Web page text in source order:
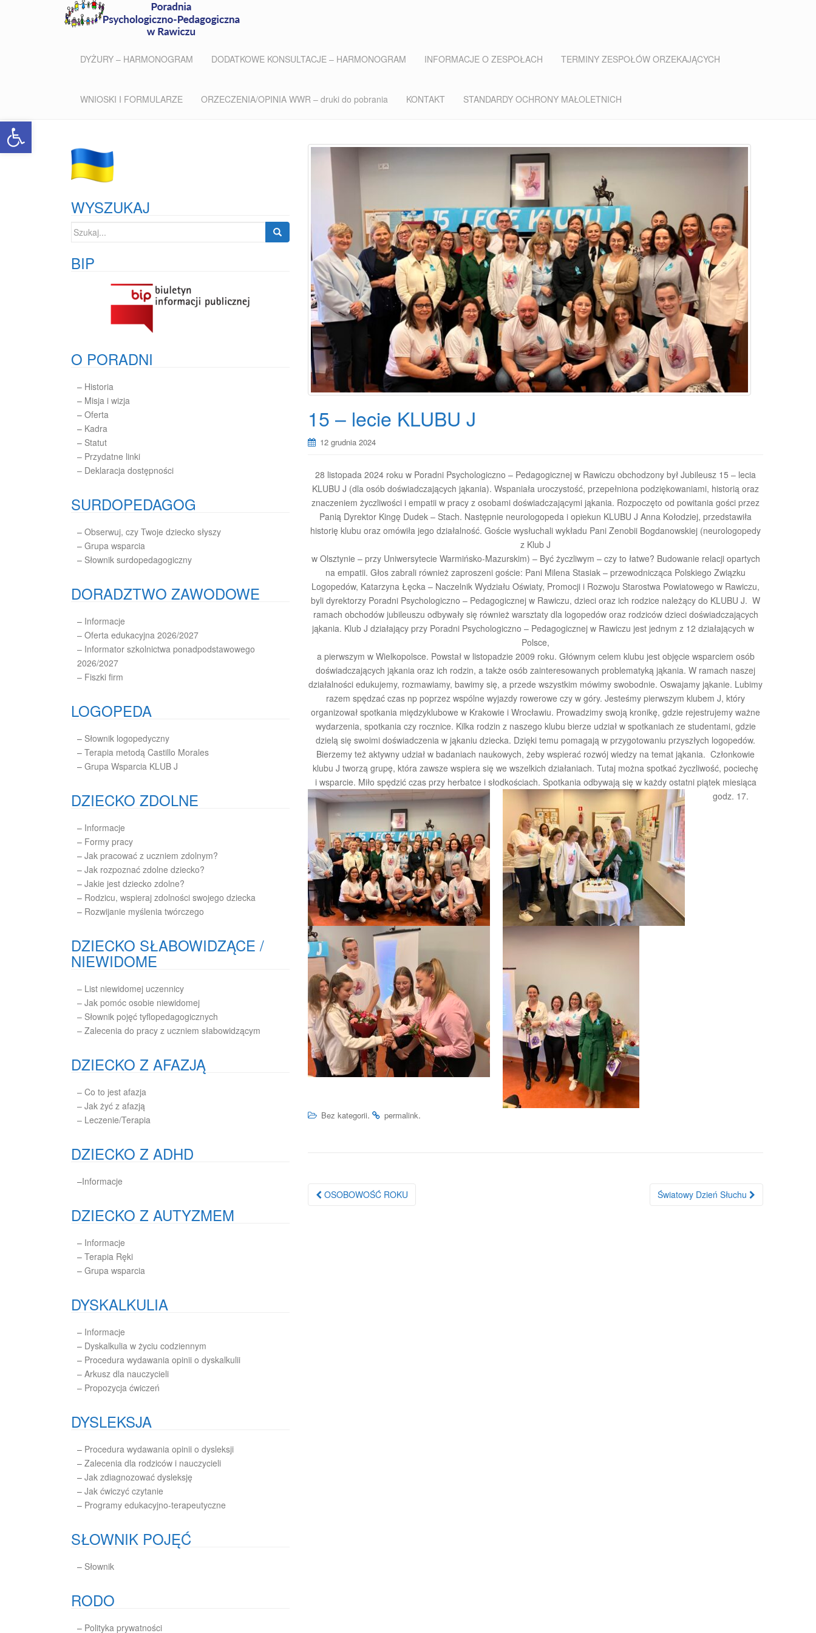
Open toolbar
DYŻURY – HARMONOGRAM DODATKOWE KONSULTACJE – HARMONOGRAM INFORMACJE O ZESPOŁACH TERMINY ZESPOŁÓW ORZEKAJĄCYCH
WNIOSKI I FORMULARZE ORZECZENIA/OPINIA WWR – druki do pobrania KONTAKT STANDARDY OCHRONY MAŁOLETNICH
15 – lecie KLUBU J
12 grudnia 2024
28 listopada 2024 roku w Poradni Psychologiczno – Pedagogicznej w Rawiczu obchodzony był Jubileusz 15 – lecia
KLUBU J (dla osób doświadczających jąkania). Wspaniała uroczystość, przepełniona podziękowaniami, historią oraz
znaczeniem życzliwości i empatii w pracy z osobami doświadczającymi jąkania. Rozpoczęto od powitania gości przez
Panią Dyrektor Kingę Dudek – Stach. Następnie neurologopeda i opiekun KLUBU J Anna Kołodziej, przedstawiła
historię klubu oraz omówiła jego działalność. Goście wysłuchali wykładu Pani Zenobii Bogdanowskiej (neurologopedy
z Klub J
w Olsztynie – przy Uniwersytecie Warmińsko-Mazurskim) – Być życzliwym – czy to łatwe? Budowanie relacji opartych
na empatii. Głos zabrali również zaproszeni goście: Pani Milena Stasiak – przewodnicząca Polskiego Związku
Logopedów, Katarzyna Łęcka – Naczelnik Wydziału Oświaty, Promocji i Rozwoju Starostwa Powiatowego w Rawiczu,
byli dyrektorzy Poradni Psychologiczno – Pedagogicznej w Rawiczu, dzieci oraz ich rodzice należący do KLUBU J. W
ramach obchodów jubileuszu odbywały się również warsztaty dla logopedów oraz rodziców dzieci doświadczających
jąkania. Klub J działający przy Poradni Psychologiczno – Pedagogicznej w Rawiczu jest jednym z 12 działających w
Polsce,
a pierwszym w Wielkopolsce. Powstał w listopadzie 2009 roku. Głównym celem klubu jest objęcie wsparciem osób
doświadczających jąkania oraz ich rodzin, a także osób zainteresowanych problematyką jąkania. W ramach naszej
działalności edukujemy, rozmawiamy, bawimy się, a przede wszystkim mówimy swobodnie. Oswajamy jąkanie. Lubimy
razem spędzać czas np poprzez wspólne wyjazdy rowerowe czy w góry. Jesteśmy pierwszym klubem J, który
organizował spotkania międzyklubowe w Krakowie i Wrocławiu. Prowadzimy swoją kronikę, gdzie rejestrujemy ważne
wydarzenia, spotkania czy rocznice. Kilka rodzin z naszego klubu bierze udział w spotkaniach ze studentami, gdzie
dzielą się swoimi doświadczenia w jąkaniu dziecka. Dzięki temu pomagają w przygotowaniu przyszłych logopedów.
Bierzemy też aktywny udział w badaniach naukowych, żeby wspierać rozwój wiedzy na temat jąkania. Członkowie
klubu J tworzą grupę, która zawsze wspiera się we wszelkich działaniach. Tutaj można spotkać życzliwość, pociechę
i wsparcie. Miło spędzić czas przy herbatce i słodkościach. Spotkania odbywają się w każdy ostatni piątek miesiąca
godz. 17.
Bez kategorii. permalink.
Nawigacja
OSOBOWOŚĆ ROKU Światowy Dzień Słuchu
WYSZUKAJ
Szukaj:
BIP
O PORADNI
– Historia
– Misja i wizja
– Oferta
– Kadra
– Statut
– Przydatne linki
– Deklaracja dostępności
SURDOPEDAGOG
– Obserwuj, czy Twoje dziecko słyszy
– Grupa wsparcia
– Słownik surdopedagogiczny
DORADZTWO ZAWODOWE
– Informacje
– Oferta edukacyjna 2026/2027
– Informator szkolnictwa ponadpodstawowego
2026/2027
– Fiszki firm
LOGOPEDA
– Słownik logopedyczny
– Terapia metodą Castillo Morales
– Grupa Wsparcia KLUB J
DZIECKO ZDOLNE
– Informacje
– Formy pracy
– Jak pracować z uczniem zdolnym?
– Jak rozpoznać zdolne dziecko?
– Jakie jest dziecko zdolne?
– Rodzicu, wspieraj zdolności swojego dziecka
– Rozwijanie myślenia twórczego
DZIECKO SŁABOWIDZĄCE /
NIEWIDOME
– List niewidomej uczennicy
– Jak pomóc osobie niewidomej
– Słownik pojęć tyflopedagogicznych
– Zalecenia do pracy z uczniem słabowidzącym
DZIECKO Z AFAZJĄ
– Co to jest afazja
– Jak żyć z afazją
– Leczenie/Terapia
DZIECKO Z ADHD
–Informacje
DZIECKO Z AUTYZMEM
– Informacje
– Terapia Ręki
– Grupa wsparcia
DYSKALKULIA
– Informacje
– Dyskalkulia w życiu codziennym
– Procedura wydawania opinii o dyskalkulii
– Arkusz dla nauczycieli
– Propozycja ćwiczeń
DYSLEKSJA
– Procedura wydawania opinii o dysleksji
– Zalecenia dla rodziców i nauczycieli
– Jak zdiagnozować dysleksję
– Jak ćwiczyć czytanie
– Programy edukacyjno-terapeutyczne
SŁOWNIK POJĘĆ
– Słownik
RODO
– Polityka prywatności